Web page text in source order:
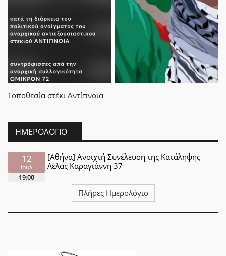
Τοποθεσία στέκι Αντίπνοια
ΗΜΕΡΟΛΌΓΙΟ
12
Ιουλ
19:00
[Αθήνα] Ανοιχτή Συνέλευση της Κατάληψης
Λέλας Καραγιάννη 37
Πλήρες Ημερολόγιο